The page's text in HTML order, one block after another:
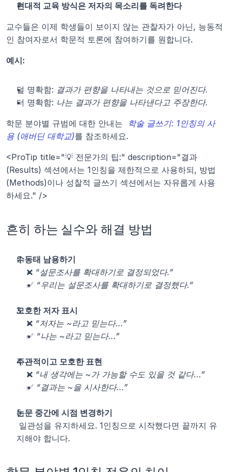
현대적 교육 방식은 저자의 목소리를 독려한다
교수들은 이제 학생들이 보이지 않는 관찰자가 아닌, 능동적
인 참여자로서 학문적 토론에 참여하기를 원합니다.
예시:
덜 명확함: 결과가 편향을 나타내는 것으로 믿어진다.
더 명확함: 나는 결과가 편향을 나타낸다고 주장한다.
학문 분야별 규범에 대한 안내는
학술 글쓰기: 1인칭의 사
용 (애버딘 대학교)를 참조하세요.
<ProTip title="💡 전문가의 팁:" description="결과
(Results) 섹션에서는 1인칭을 제한적으로 사용하되, 방법
(Methods)이나 성찰적 글쓰기 섹션에서는 자유롭게 사용
하세요." />
흔히 하는 실수와 해결 방법
수동태 남용하기
❌ “설문조사를 확대하기로 결정되었다.”
✅ “우리는 설문조사를 확대하기로 결정했다.”
모호한 저자 표시
❌ “저자는 ~라고 믿는다...”
✅ “나는 ~라고 믿는다...”
주관적이고 모호한 표현
❌ “내 생각에는 ~가 가능할 수도 있을 것 같다...”
✅ “결과는 ~을 시사한다...”
논문 중간에 시점 변경하기
지해야 합니다.